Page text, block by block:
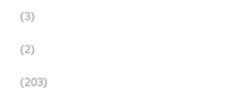
(3)
(2)
(203)